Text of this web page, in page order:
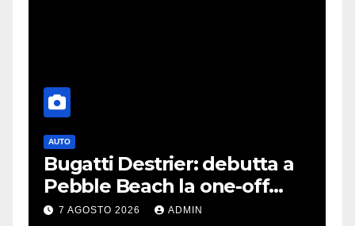
AUTO
Bugatti Destrier: debutta a
Pebble Beach la one-off
derivata dalla Bolide
7 AGOSTO 2026 ADMIN